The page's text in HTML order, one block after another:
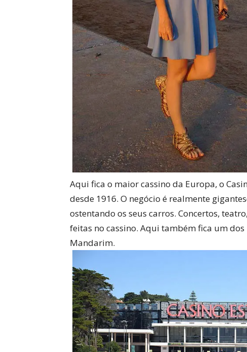
Aqui fica o maior cassino da Europa, o
desde 1916. O negócio é realmente
ostentando os seus carros. Concertos,
feitas no cassino. Aqui também fica um
Mandarim.